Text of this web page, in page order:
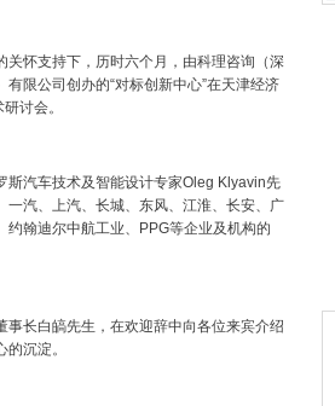
怀支持下，历时六个月，由科理咨询（深
限公司创办的“对标创新中心”在天津经济
讨会。
斯汽车技术及智能设计专家Oleg Klyavin先
汽、上汽、长城、东风、江淮、长安、广
翰迪尔中航工业、PPG等企业及机构的
长白皜先生，在欢迎辞中向各位来宾介绍
沉淀。